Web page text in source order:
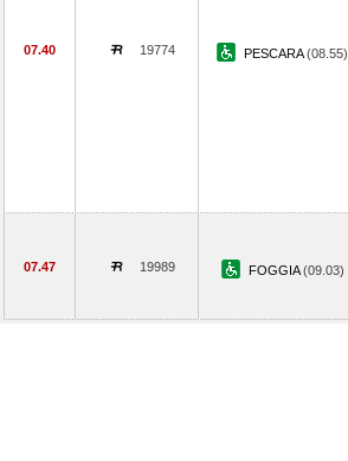
07.40 19774 PESCARA(08.55)
07.47 19989 FOGGIA(09.03)